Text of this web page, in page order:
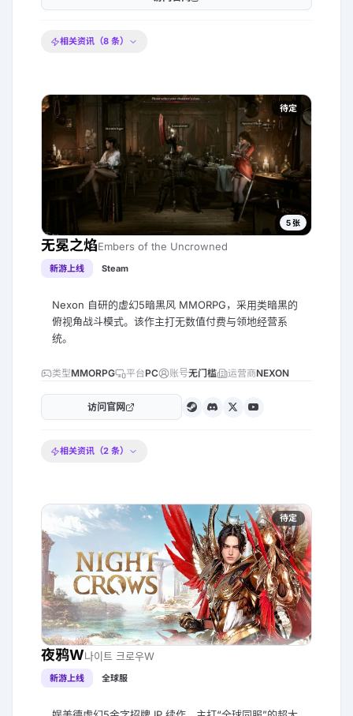
相关资讯（8 条）
待定
5张
无冕之焰Embers of the Uncrowned
新游上线 Steam
Nexon 自研的虚幻5暗黑风 MMORPG，采用类暗黑的
俯视角战斗模式。该作主打无数值付费与领地经营系
统。
类型MMORPG 平台PC 账号无门槛 运营商NEXON
访问官网
相关资讯（2 条）
待定
夜鸦W나이트 크로우W
新游上线 全球服